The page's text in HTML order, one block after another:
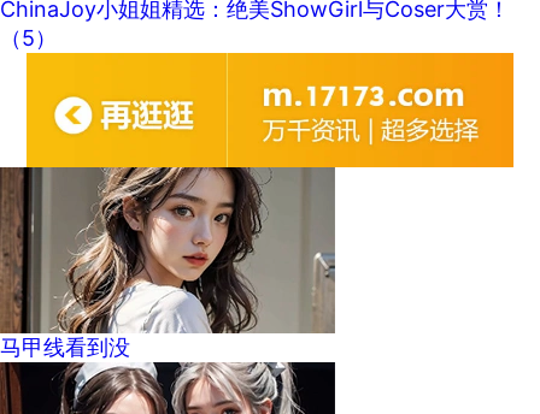
ChinaJoy小姐姐精选：绝美ShowGirl与Coser大赏！
（5）
马甲线看到没